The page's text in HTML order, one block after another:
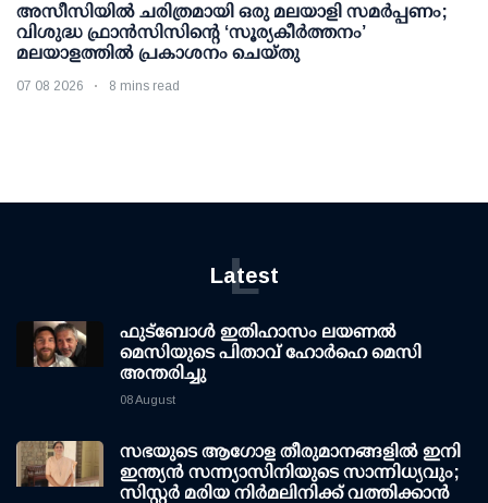
അസീസിയിൽ ചരിത്രമായി ഒരു മലയാളി സമർപ്പണം;
വിശുദ്ധ ഫ്രാൻസിസിന്റെ ‘സൂര്യകീർത്തനം’
മലയാളത്തിൽ പ്രകാശനം ചെയ്തു
07 08 2026 8 mins read
Latest
L
ഫുട്ബോൾ ഇതിഹാസം ലയണൽ
മെസിയുടെ പിതാവ് ഹോർഹെ മെസി
അന്തരിച്ചു
08 August
സഭയുടെ ആഗോള തീരുമാനങ്ങളിൽ ഇനി
ഇന്ത്യൻ സന്ന്യാസിനിയുടെ സാന്നിധ്യവും;
സിസ്റ്റർ മരിയ നിർമലിനിക്ക് വത്തിക്കാൻ